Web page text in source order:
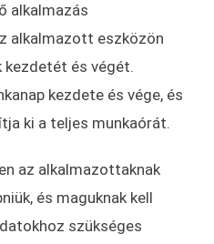
alkalmazás
alkalmazott eszközön
kezdetét és végét.
kezdete és vége, és
ki a teljes munkaórát.
az alkalmazottaknak
és maguknak kell
szükséges